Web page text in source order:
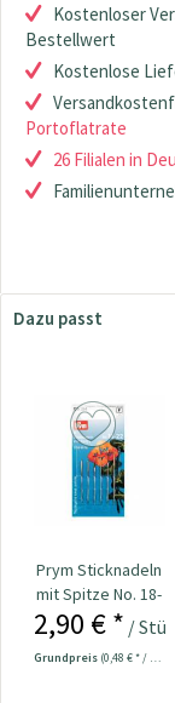
Kostenloser
Bestellwert
Kostenlose
Portoflatrate
26 Filialen in
Dazu passt
Prym Sticknadeln
mit Spitze No. 18-
22 Nr. 125554
2,90 € * / Stück
Grundpreis (0,48 € * / 1 Stück)